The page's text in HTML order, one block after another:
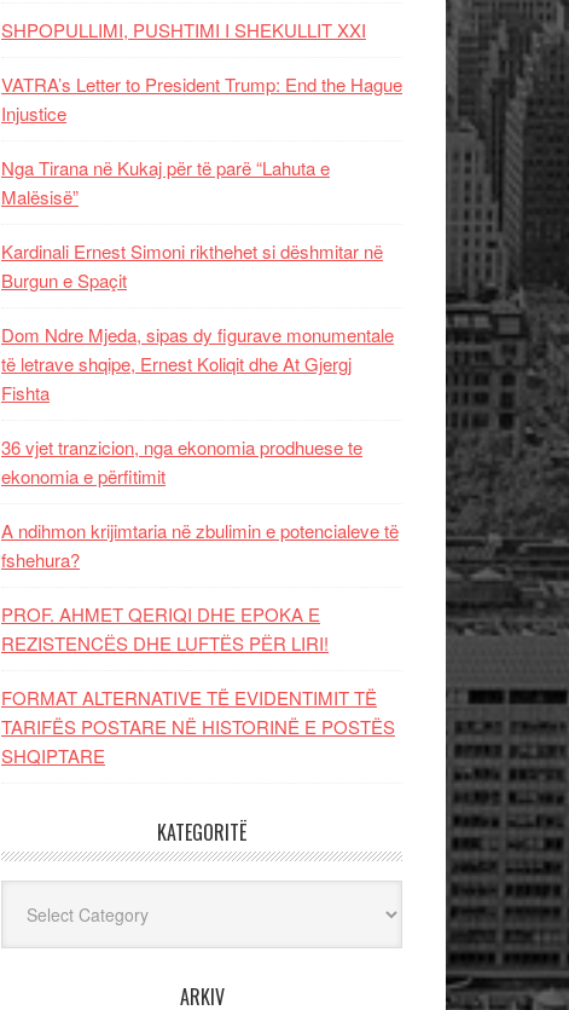
SHPOPULLIMI, PUSHTIMI I SHEKULLIT XXI
VATRA’s Letter to President Trump: End the Hague
Injustice
Nga Tirana në Kukaj për të parë “Lahuta e
Malësisë”
Kardinali Ernest Simoni rikthehet si dëshmitar në
Burgun e Spaçit
Dom Ndre Mjeda, sipas dy figurave monumentale
të letrave shqipe, Ernest Koliqit dhe At Gjergj
Fishta
36 vjet tranzicion, nga ekonomia prodhuese te
ekonomia e përfitimit
A ndihmon krijimtaria në zbulimin e potencialeve të
fshehura?
PROF. AHMET QERIQI DHE EPOKA E
REZISTENCЁS DHE LUFTЁS PЁR LIRI!
FORMAT ALTERNATIVE TË EVIDENTIMIT TË
TARIFËS POSTARE NË HISTORINË E POSTËS
SHQIPTARE
KATEGORITË
ARKIV